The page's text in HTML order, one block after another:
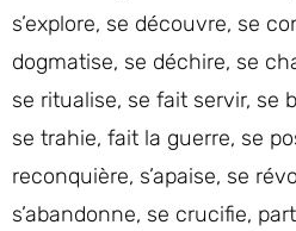
s’explore, se découvre, se
dogmatise, se déchire, se
se ritualise, se fait servir, se
se trahie, fait la guerre, se
reconquière, s’apaise, se
s’abandonne, se crucifie,